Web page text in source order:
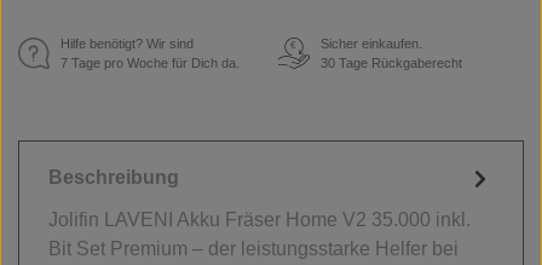
Hilfe benötigt? Wir sind
7 Tage pro Woche für Dich da.
€
Sicher einkaufen.
30 Tage Rückgaberecht
Beschreibung
Jolifin LAVENI Akku Fräser Home V2 35.000 inkl.
Bit Set Premium – der leistungsstarke Helfer bei